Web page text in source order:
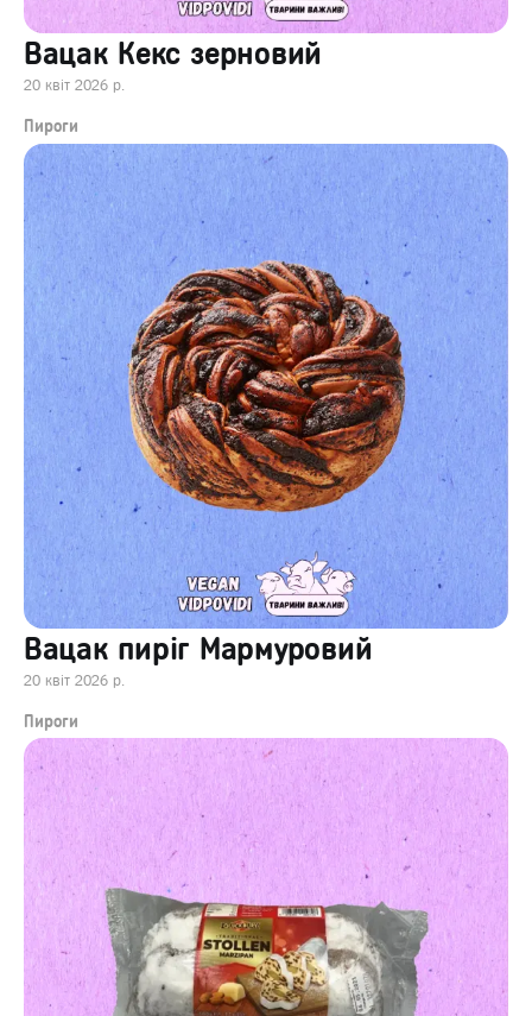
Вацак Кекс зерновий
20 квіт 2026 р.
Пироги
Вацак пиріг Мармуровий
20 квіт 2026 р.
Пироги